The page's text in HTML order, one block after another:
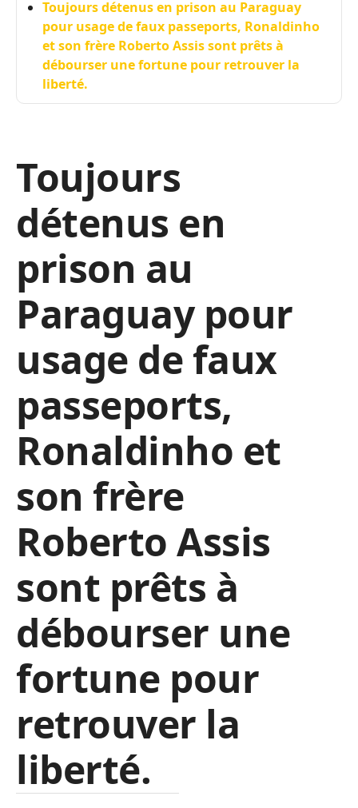
Toujours détenus en prison au Paraguay
pour usage de faux passeports, Ronaldinho
et son frère Roberto Assis sont prêts à
débourser une fortune pour retrouver la
liberté.
Toujours
détenus en
prison au
Paraguay pour
usage de faux
passeports,
Ronaldinho et
son frère
Roberto Assis
sont prêts à
débourser une
fortune pour
retrouver la
liberté.